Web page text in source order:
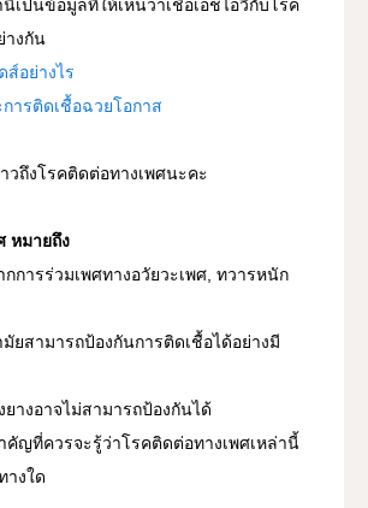
เป็นข้อมูลที่ให้เห็นว่าเชื้อเอชไอวีกับโรค
างกัน
ส์อย่างไร
ารติดเชื้อฉวยโอกาส
วถึงโรคติดต่อทางเพศนะคะ
หมายถึง
การร่วมเพศทางอวัยวะเพศ, ทวารหนัก
ยสามารถป้องกันการติดเชื้อได้อย่างมี
างอาจไม่สามารถป้องกันได้
คัญที่ควรจะรู้ว่าโรคติดต่อทางเพศเหล่านี้
างใด